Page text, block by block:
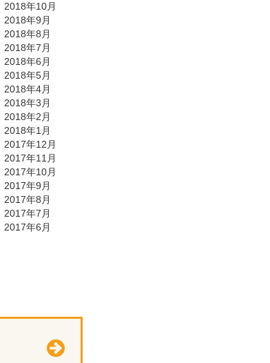
2018年10月
2018年9月
2018年8月
2018年7月
2018年6月
2018年5月
2018年4月
2018年3月
2018年2月
2018年1月
2017年12月
2017年11月
2017年10月
2017年9月
2017年8月
2017年7月
2017年6月